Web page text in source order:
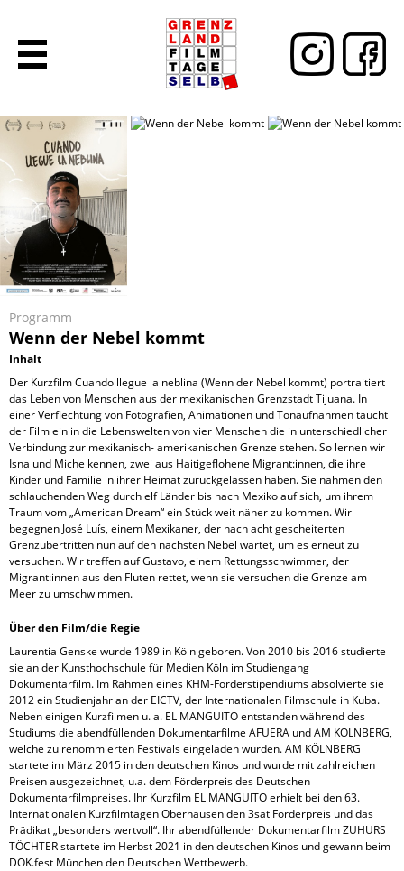
Programm
Wenn der Nebel kommt
Inhalt
Der Kurzfilm Cuando llegue la neblina (Wenn der Nebel kommt) portraitiert
das Leben von Menschen aus der mexikanischen Grenzstadt Tijuana. In
einer Verflechtung von Fotografien, Animationen und Tonaufnahmen taucht
der Film ein in die Lebenswelten von vier Menschen die in unterschiedlicher
Verbindung zur mexikanisch- amerikanischen Grenze stehen. So lernen wir
Isna und Miche kennen, zwei aus Haitigeflohene Migrant:innen, die ihre
Kinder und Familie in ihrer Heimat zurückgelassen haben. Sie nahmen den
schlauchenden Weg durch elf Länder bis nach Mexiko auf sich, um ihrem
Traum vom „American Dream“ ein Stück weit näher zu kommen. Wir
begegnen José Luís, einem Mexikaner, der nach acht gescheiterten
Grenzübertritten nun auf den nächsten Nebel wartet, um es erneut zu
versuchen. Wir treffen auf Gustavo, einem Rettungsschwimmer, der
Migrant:innen aus den Fluten rettet, wenn sie versuchen die Grenze am
Meer zu umschwimmen.
Über den Film/die Regie
Laurentia Genske wurde 1989 in Köln geboren. Von 2010 bis 2016 studierte
sie an der Kunsthochschule für Medien Köln im Studiengang
Dokumentarfilm. Im Rahmen eines KHM-Förderstipendiums absolvierte sie
2012 ein Studienjahr an der EICTV, der Internationalen Filmschule in Kuba.
Neben einigen Kurzfilmen u. a. EL MANGUITO entstanden während des
Studiums die abendfüllenden Dokumentarfilme AFUERA und AM KÖLNBERG,
welche zu renommierten Festivals eingeladen wurden. AM KÖLNBERG
startete im März 2015 in den deutschen Kinos und wurde mit zahlreichen
Preisen ausgezeichnet, u.a. dem Förderpreis des Deutschen
Dokumentarfilmpreises. Ihr Kurzfilm EL MANGUITO erhielt bei den 63.
Internationalen Kurzfilmtagen Oberhausen den 3sat Förderpreis und das
Prädikat „besonders wertvoll“. Ihr abendfüllender Dokumentarfilm ZUHURS
TÖCHTER startete im Herbst 2021 in den deutschen Kinos und gewann beim
DOK.fest München den Deutschen Wettbewerb.